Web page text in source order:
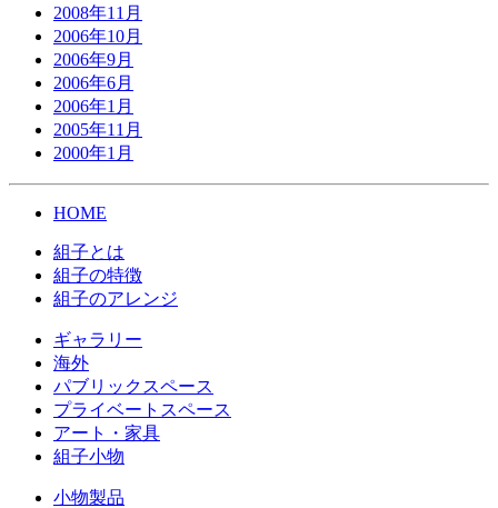
2008年11月
2006年10月
2006年9月
2006年6月
2006年1月
2005年11月
2000年1月
HOME
組子とは
組子の特徴
組子のアレンジ
ギャラリー
海外
パブリックスペース
プライベートスペース
アート・家具
組子小物
小物製品